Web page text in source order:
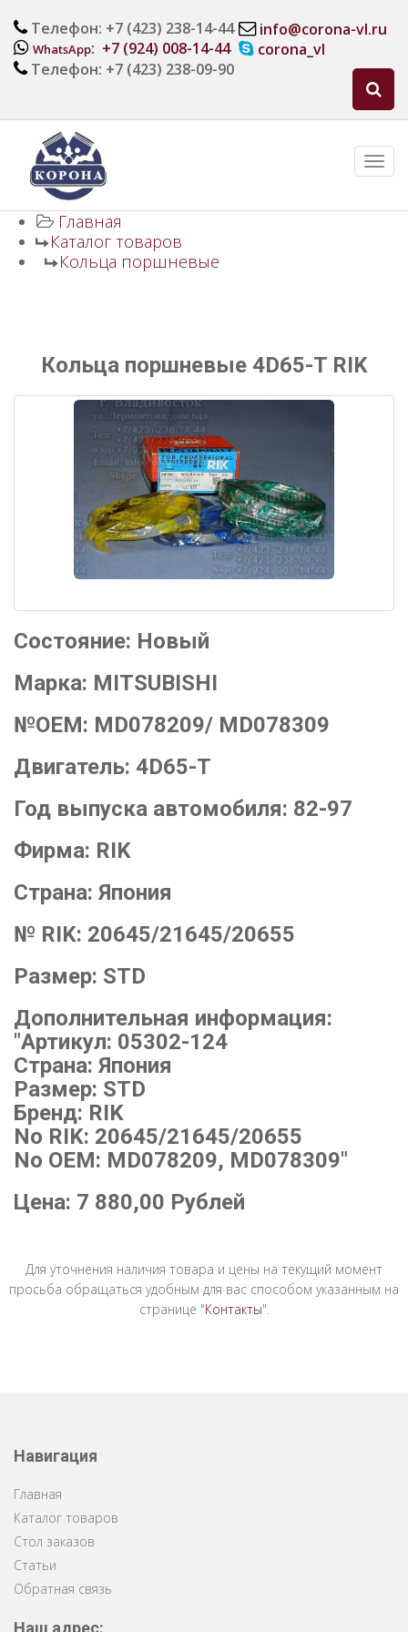
Телефон: +7 (423) 238-14-44
WhatsApp: +7 (924) 008-14-44
Телефон: +7 (423) 238-09-90
info@corona-vl.ru
corona_vl
Главная
Каталог товаров
Кольца поршневые
Кольца поршневые 4D65-T RIK
Состояние: Новый
Марка: MITSUBISHI
№OEM: MD078209/ MD078309
Двигатель: 4D65-T
Год выпуска автомобиля: 82-97
Фирма: RIK
Страна: Япония
№ RIK: 20645/21645/20655
Размер: STD
Дополнительная информация:
"Артикул: 05302-124
Страна: Япония
Размер: STD
Бренд: RIK
No RIK: 20645/21645/20655
No OEM: MD078209, MD078309"
Цена: 7 880,00 Рублей
Для уточнения наличия товара и цены на текущий момент
просьба обращаться удобным для вас способом указанным на
странице "Контакты".
Навигация
Главная
Каталог товаров
Стол заказов
Статьи
Обратная связь
Наш адрес: